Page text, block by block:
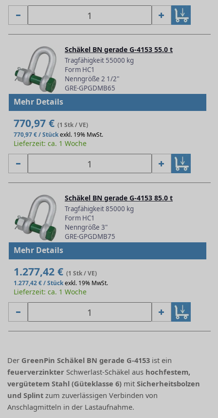
Schäkel BN gerade G-4153 55.0 t
Tragfähigkeit 55000 kg
Form HC1
Nenngröße 2 1/2"
GRE-GPGDMB65
Mehr Details
770,97 € (1 Stk / VE)
770,97 € / Stückexkl. 19% MwSt.
Lieferzeit: ca. 1 Woche
Schäkel BN gerade G-4153 85.0 t
Tragfähigkeit 85000 kg
Form HC1
Nenngröße 3"
GRE-GPGDMB75
Mehr Details
1.277,42 € (1 Stk / VE)
1.277,42 € / Stückexkl. 19% MwSt.
Lieferzeit: ca. 1 Woche
Der GreenPin Schäkel BN gerade G-4153 ist ein
feuerverzinkter Schwerlast-Schäkel aus hochfestem,
vergütetem Stahl (Güteklasse 6) mitSicherheitsbolzen
und Splint zum zuverlässigen Verbinden von
Anschlagmitteln in der Lastaufnahme.